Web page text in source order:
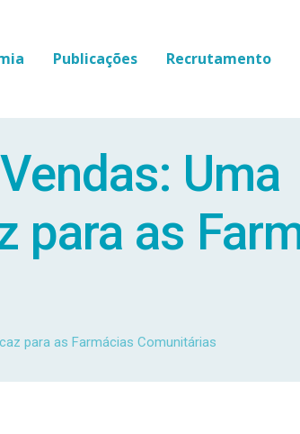
Publicações Recrutamento
Uma
para as
para as Farmácias Comunitárias